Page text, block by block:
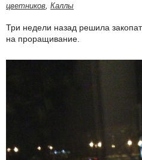
цветников, Каллы
Три недели назад решила
на проращивание.